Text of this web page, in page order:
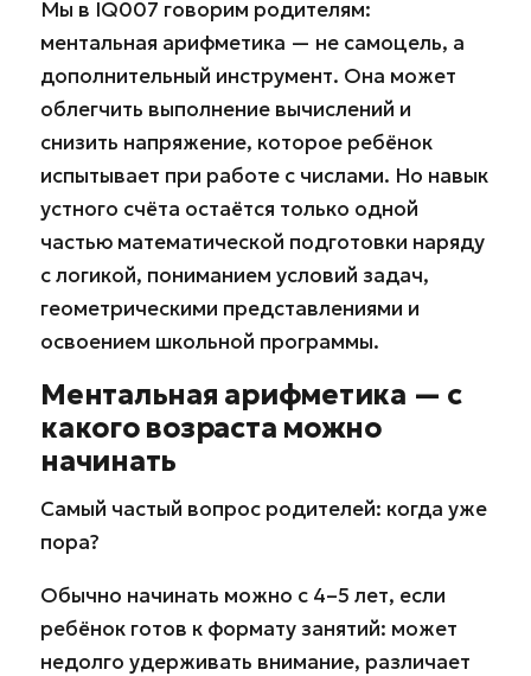
Мы в IQ007 говорим родителям:
ментальная арифметика — не самоцель, а
дополнительный инструмент. Она может
облегчить выполнение вычислений и
снизить напряжение, которое ребёнок
испытывает при работе с числами. Но навык
устного счёта остаётся только одной
частью математической подготовки наряду
с логикой, пониманием условий задач,
геометрическими представлениями и
освоением школьной программы.
Ментальная арифметика — с
какого возраста можно
начинать
Самый частый вопрос родителей: когда уже
пора?
Обычно начинать можно с 4–5 лет, если
ребёнок готов к формату занятий: может
недолго удерживать внимание, различает